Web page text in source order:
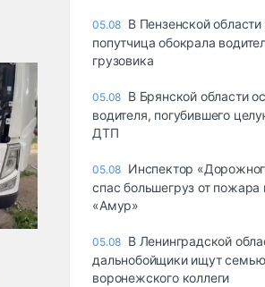
05.08 В Пензенской области
попутчица обокрала
грузовика
05.08 В Брянской области
водителя, погубившего
ДТП
05.08 Инспектор
спас большегруз от пожара
«Амур»
05.08 В Ленинградской
дальнобойщики ищут
воронежского коллеги